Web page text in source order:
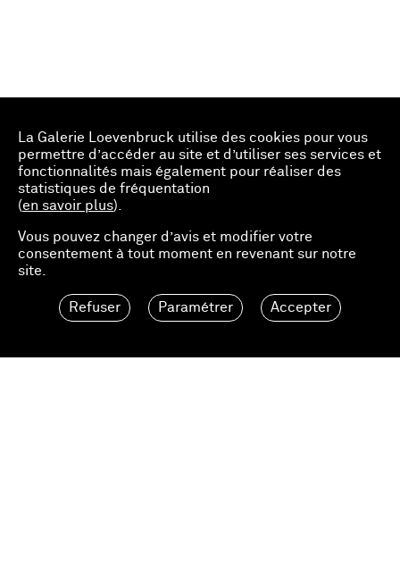
La Galerie Loevenbruck utilise des cookies pour vous
permettre d’accéder au site et d’utiliser ses services et
fonctionnalités mais également pour réaliser des
statistiques de fréquentation
(en savoir plus).
Vous pouvez changer d’avis et modifier votre
consentement à tout moment en revenant sur notre
site.
Refuser Paramétrer Accepter
40.00 EUR Ajouter au panier